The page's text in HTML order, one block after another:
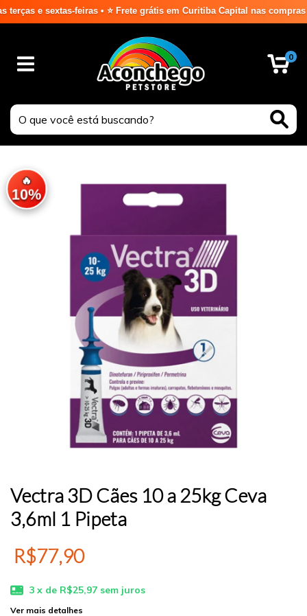
sextas-feiras • ⭐ Frete grátis em Curitiba Capital nas compras acima
0
🔥
10%
Vectra 3D Cães 10 a 25kg Ceva
3,6ml 1 Pipeta
R$77,90
3 x de R$25,97 sem juros
Ver mais detalhes